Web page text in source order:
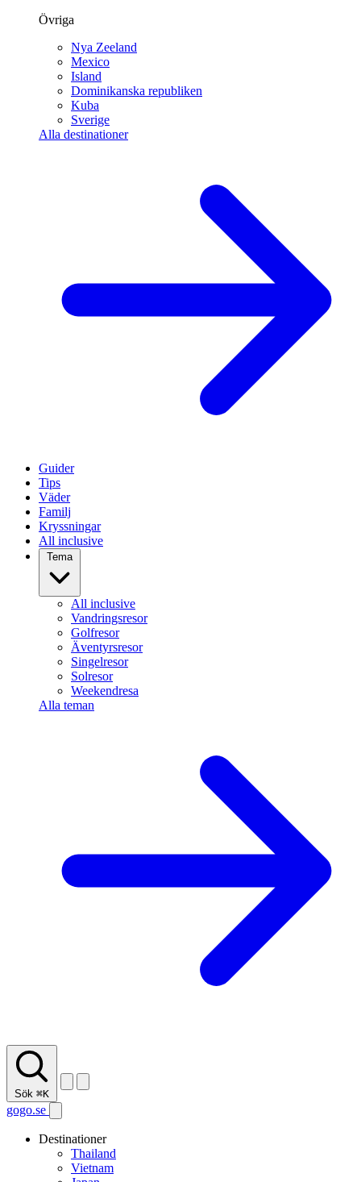
Övriga
Nya Zeeland
Mexico
Island
Dominikanska republiken
Kuba
Sverige
Alla destinationer
Guider
Tips
Väder
Familj
Kryssningar
All inclusive
Tema
All inclusive
Vandringsresor
Golfresor
Äventyrsresor
Singelresor
Solresor
Weekendresa
Alla teman
Sök ⌘K
gogo.se
Destinationer
Thailand
Vietnam